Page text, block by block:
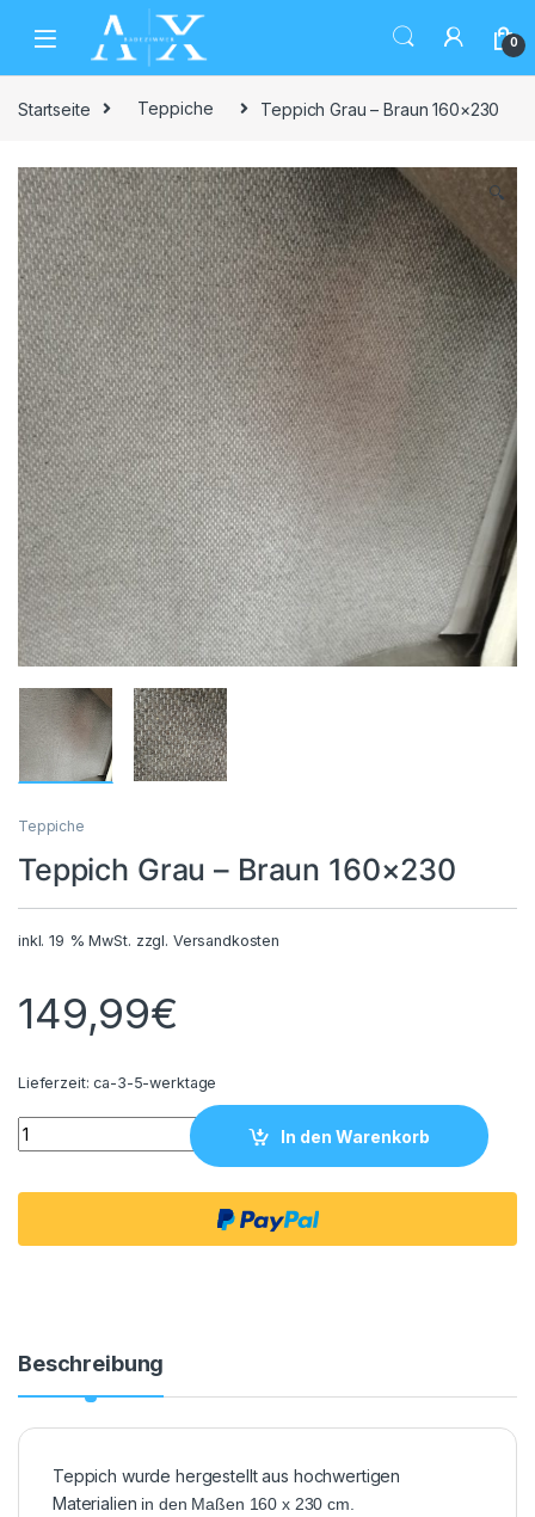
Skip to navigation
Skip to content
0
Startseite Teppiche Teppich Grau – Braun 160×230
🔍
Teppiche
Teppich Grau – Braun 160×230
inkl. 19 % MwSt. zzgl. Versandkosten
149,99€
Lieferzeit:ca-3-5-werktage
Teppich Grau - Braun 160x230 quantity
In den Warenkorb
Beschreibung
Teppich wurde hergestellt aus hochwertigen
Materialien in den Maßen 160 x 230 cm.